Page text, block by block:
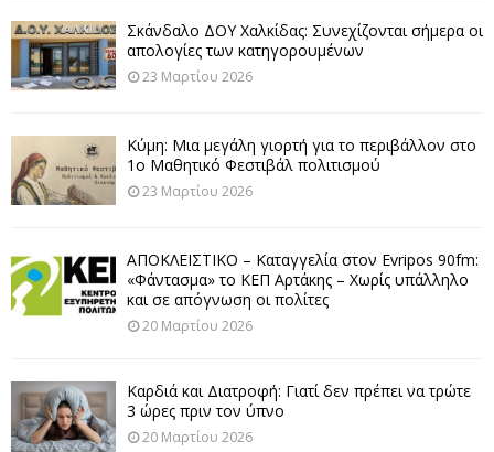
Σκάνδαλο ΔΟΥ Χαλκίδας: Συνεχίζονται σήμερα οι
απολογίες των κατηγορουμένων
23 Μαρτίου 2026
Κύμη: Μια μεγάλη γιορτή για το περιβάλλον στο
1ο Μαθητικό Φεστιβάλ πολιτισμού
23 Μαρτίου 2026
ΑΠΟΚΛΕΙΣΤΙΚΟ – Καταγγελία στον Evripos 90fm:
«Φάντασμα» το ΚΕΠ Αρτάκης – Χωρίς υπάλληλο
και σε απόγνωση οι πολίτες
20 Μαρτίου 2026
Καρδιά και Διατροφή: Γιατί δεν πρέπει να τρώτε
3 ώρες πριν τον ύπνο
20 Μαρτίου 2026